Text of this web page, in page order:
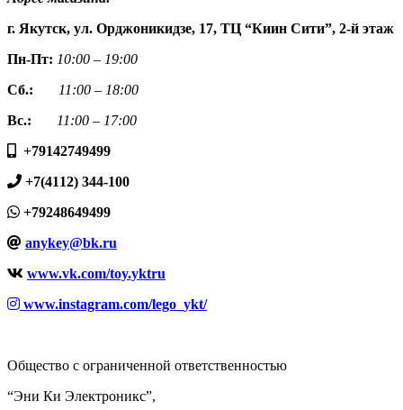
г. Якутск, ул. Орджоникидзе, 17, ТЦ “Киин Сити”, 2-й этаж
Пн-Пт: 10:00 – 19:00
Сб.:
11:00 – 18:00
Вс.:
11:00 – 17:00
+79142749499
+7(4112) 344-100
+79248649499
anykey@bk.ru
www.vk.com/toy.yktru
www.instagram.com/lego_ykt/
Общество с ограниченной ответственностью
“Эни Ки Электроникс”,